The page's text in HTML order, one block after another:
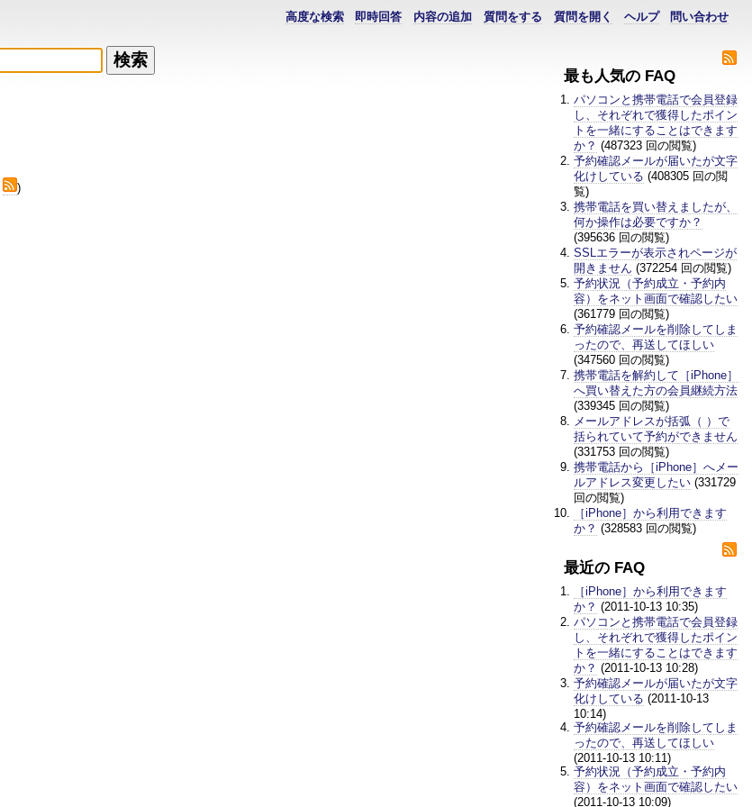
問い合わせ
ヘルプ
質問を開く
質問をする
内容の追加
即時回答
高度な検索
最も人気の FAQ
パソコンと携帯電話で会員登録
し、それぞれで獲得したポイン
トを一緒にすることはできます
か？ (487323 回の閲覧)
予約確認メールが届いたが文字
化けしている (408305 回の閲
覧)
携帯電話を買い替えましたが、
何か操作は必要ですか？
(395636 回の閲覧)
SSLエラーが表示されページが
開きません (372254 回の閲覧)
予約状況（予約成立・予約内
容）をネット画面で確認したい
(361779 回の閲覧)
予約確認メールを削除してしま
ったので、再送してほしい
(347560 回の閲覧)
携帯電話を解約して［iPhone］
へ買い替えた方の会員継続方法
(339345 回の閲覧)
メールアドレスが括弧（ ）で
括られていて予約ができません
(331753 回の閲覧)
携帯電話から［iPhone］へメー
ルアドレス変更したい (331729
回の閲覧)
［iPhone］から利用できます
か？ (328583 回の閲覧)
最近の FAQ
［iPhone］から利用できます
か？ (2011-10-13 10:35)
パソコンと携帯電話で会員登録
し、それぞれで獲得したポイン
トを一緒にすることはできます
か？ (2011-10-13 10:28)
予約確認メールが届いたが文字
化けしている (2011-10-13
10:14)
予約確認メールを削除してしま
ったので、再送してほしい
(2011-10-13 10:11)
予約状況（予約成立・予約内
容）をネット画面で確認したい
(2011-10-13 10:09)
)